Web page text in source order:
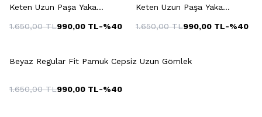
Keten Uzun Paşa Yaka
1.650,00TL990,00 TL-%40
Keten Uzun Paşa Yaka
1.650,00TL990,00 TL-%40
Beyaz Regular Fit Pamuk Cepsiz Uzun Gömlek
1.650,00TL990,00 TL-%40